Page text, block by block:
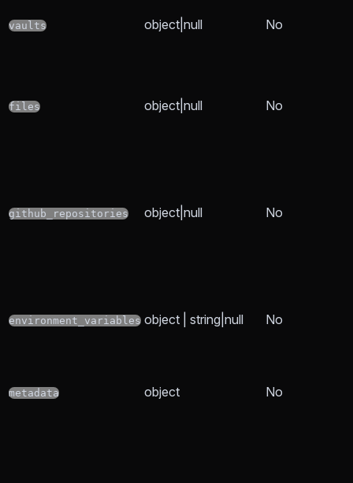
vaults object|null No
files object|null No
github_repositories object|null No
environment_variables object | string|null No
metadata object No